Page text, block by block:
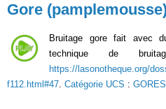
Gore
Bruitage gore fait avec
technique de
https://lasonotheque.org/
f112.html#47 Catégorie UCS :